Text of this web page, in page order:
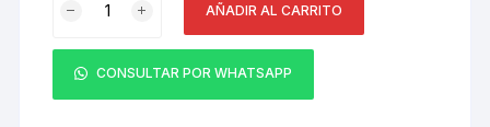
DH/FREERIDE
27.5x2.50/3.0
FV
AÑADIR AL CARRITO
CONSULTAR POR WHATSAPP